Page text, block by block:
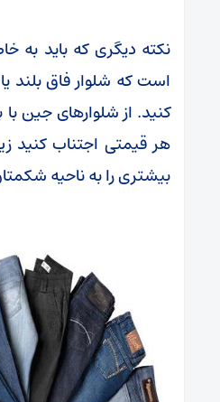
نکته دیگری که باید به
است که شلوار فاق بلند
کنید. از شلوارهای جین
هر قیمتی اجتناب کنید
بیشتری را به ناحیه